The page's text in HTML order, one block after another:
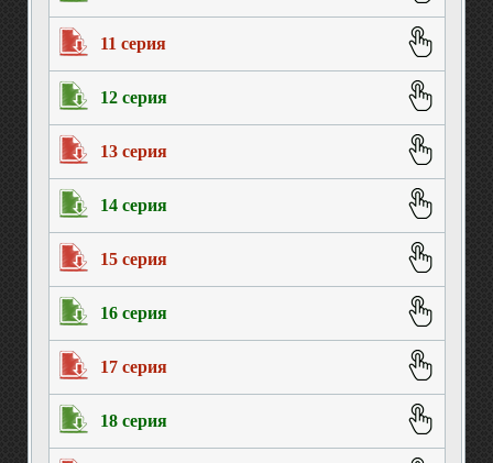
11 серия
12 серия
13 серия
14 серия
15 серия
16 серия
17 серия
18 серия